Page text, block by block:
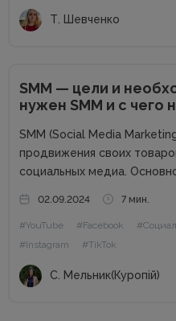
настраивать рекламные
статистику и...
Т. Шевченко
SMM — цели и
нужен SMM и с чего
SMM (Social Media
продвижения своих
социальных медиа.
большая
постоянная коммуникация
02.09.2024 7 мин.
#YouTube #Facebook
#Instagram
#TikTok
С. Мельник(Куропій)